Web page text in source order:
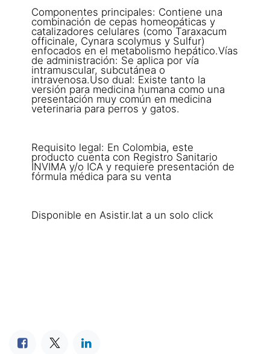
Componentes principales: Contiene una
combinación de cepas homeopáticas y
catalizadores celulares (como Taraxacum
officinale, Cynara scolymus y Sulfur)
enfocados en el metabolismo hepático.Vías
de administración: Se aplica por vía
intramuscular, subcutánea o
intravenosa.Uso dual: Existe tanto la
versión para medicina humana como una
presentación muy común en medicina
veterinaria para perros y gatos.
Requisito legal: En Colombia, este
producto cuenta con Registro Sanitario
INVIMA y/o ICA y requiere presentación de
fórmula médica para su venta
Disponible en Asistir.lat a un solo click